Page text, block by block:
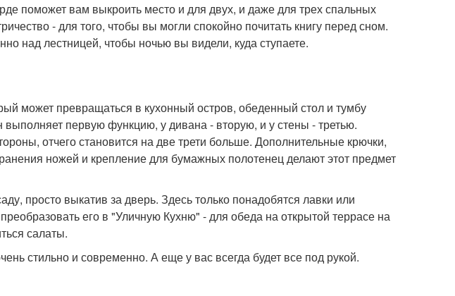
поможет вам выкроить место и для двух, и даже для трех спальных
- для того, чтобы вы могли спокойно почитать книгу перед сном.
над лестницей, чтобы ночью вы видели, куда ступаете.
может превращаться в кухонный остров, обеденный стол и тумбу
первую функцию, у дивана - вторую, и у стены - третью.
отчего становится на две трети больше. Дополнительные крючки,
ножей и крепление для бумажных полотенец делают этот предмет
просто выкатив за дверь. Здесь только понадобятся лавки или
его в "Уличную Кухню" - для обеда на открытой террасе на
салаты.
стильно и современно. А еще у вас всегда будет все под рукой.